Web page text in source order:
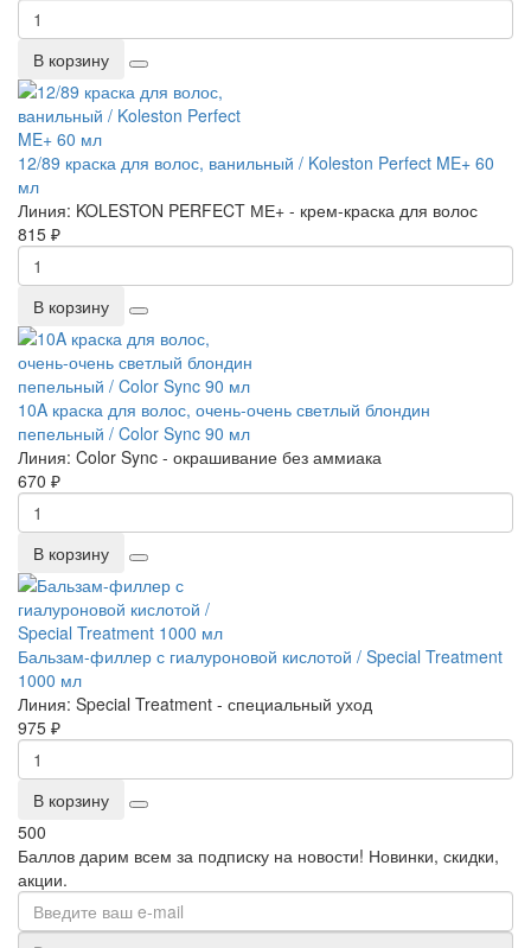
В корзину
12/89 краска для волос, ванильный / Koleston Perfect ME+ 60
мл
Линия: KOLESTON PERFECT МЕ+ - крем-краска для волос
815 ₽
В корзину
10A краска для волос, очень-очень светлый блондин
пепельный / Color Sync 90 мл
Линия: Color Sync - окрашивание без аммиака
670 ₽
В корзину
Бальзам-филлер с гиалуроновой кислотой / Special Treatment
1000 мл
Линия: Special Treatment - специальный уход
975 ₽
В корзину
500
Баллов дарим всем за подписку на новости! Новинки, скидки,
акции.